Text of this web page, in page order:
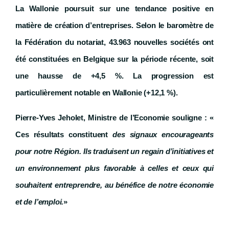
La Wallonie poursuit sur une tendance positive en
matière de création d’entreprises. Selon le baromètre de
la Fédération du notariat, 43.963 nouvelles sociétés ont
été constituées en Belgique sur la période récente, soit
une hausse de +4,5 %. La progression est
particulièrement notable en Wallonie (+12,1 %).
Pierre-Yves Jeholet, Ministre de l’Economie souligne : «
Ces résultats constituentdes signaux encourageants
pour notre Région. Ils traduisent un regain d’initiatives et
un environnement plus favorable à celles et ceux qui
souhaitent entreprendre, au bénéfice de notre économie
et de l’emploi.»